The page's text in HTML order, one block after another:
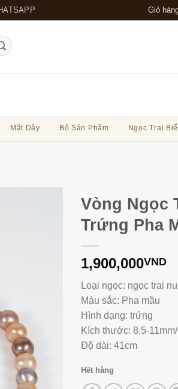
Giỏ
Mặt Dây Bộ Sản Phẩm Ngọc Trai
Vòng Ngọc
Trứng Pha
1,900,000VND
Loại ngọc: ngọc trai
Màu sắc: Pha mầu
Hình dạng: trứng
Kích thước: 8.5-
Độ dài: 41cm
Hết hàng